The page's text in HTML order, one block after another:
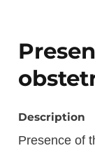
Description
Presence of